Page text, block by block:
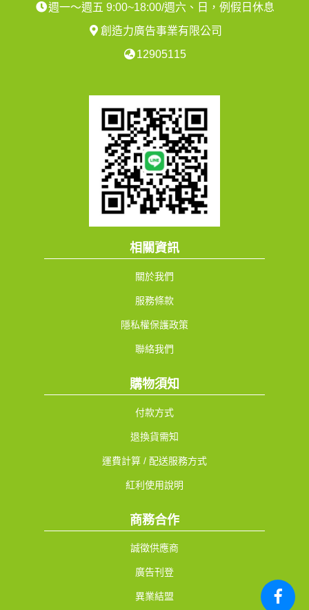
週一～週五 9:00~18:00/週六、日，例假日休息
創造力廣告事業有限公司
12905115
相關資訊
關於我們
服務條款
隱私權保護政策
聯絡我們
購物須知
付款方式
退換貨需知
運費計算 / 配送服務方式
紅利使用說明
商務合作
誠徵供應商
廣告刊登
異業結盟